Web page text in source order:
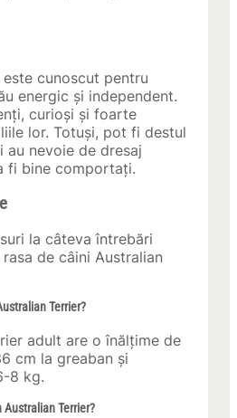
cunoscut pentru
energic și independent.
curioși și foarte
lor. Totuși, pot fi destul
au nevoie de dresaj
fi bine comportați.
la câteva întrebări
de câini Australian
Terrier?
adult are o înălțime de
cm la greaban și
8 kg.
Terrier?